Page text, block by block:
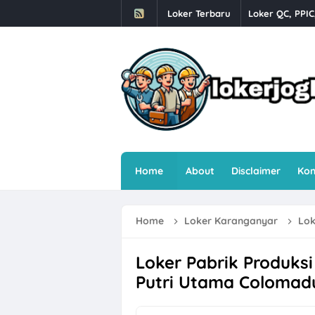
Loker Terbaru Loker QC,
Loker Human
Loker Sleman
Loker Solo
Loker Helper
Farmosa
Home About Disclaimer
Home Loker Karanganyar
Loker Pabrik
Putri Utama